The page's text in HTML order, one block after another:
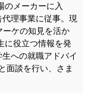
のメーカーに入
理事業に従事。現
ーケの知見を活か
に役立つ情報を発
への就職アドバイ
面談を行い、さま